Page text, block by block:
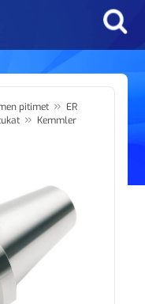
pitimet » ER
» Kemmler